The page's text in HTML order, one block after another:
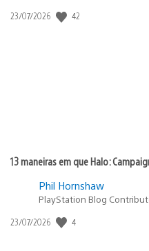
Data
23/07/2026 42
13 maneiras em que Halo:
Phil Hornshaw
PlayStation Blog
Data
23/07/2026 4